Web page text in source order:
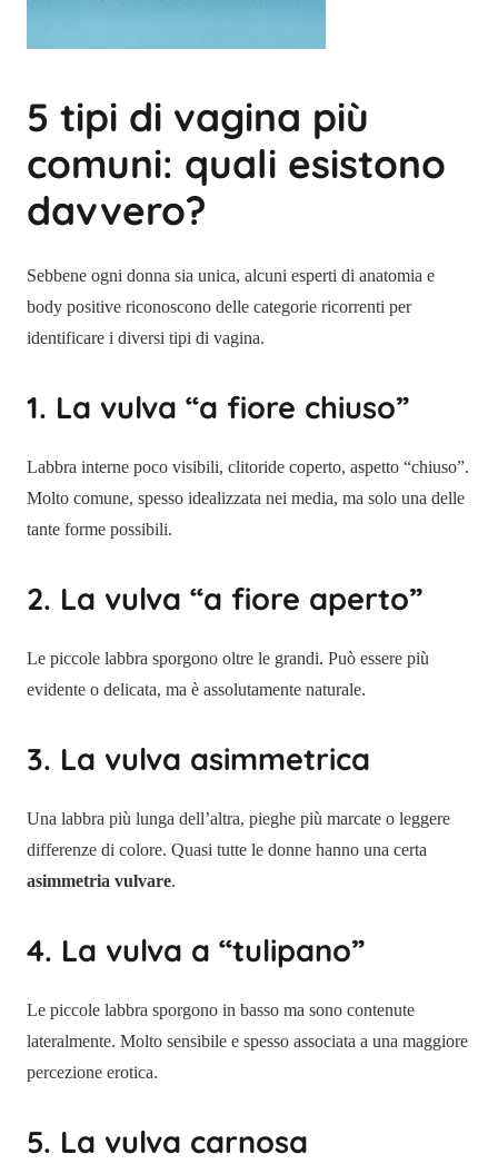
5 tipi di vagina più
comuni: quali esistono
davvero?
Sebbene ogni donna sia unica, alcuni esperti di anatomia e
body positive riconoscono delle categorie ricorrenti per
identificare i diversi tipi di vagina.
1. La vulva “a fiore chiuso”
Labbra interne poco visibili, clitoride coperto, aspetto “chiuso”.
Molto comune, spesso idealizzata nei media, ma solo una delle
tante forme possibili.
2. La vulva “a fiore aperto”
Le piccole labbra sporgono oltre le grandi. Può essere più
evidente o delicata, ma è assolutamente naturale.
3. La vulva asimmetrica
Una labbra più lunga dell’altra, pieghe più marcate o leggere
differenze di colore. Quasi tutte le donne hanno una certa
asimmetria vulvare.
4. La vulva a “tulipano”
Le piccole labbra sporgono in basso ma sono contenute
lateralmente. Molto sensibile e spesso associata a una maggiore
percezione erotica.
5. La vulva carnosa